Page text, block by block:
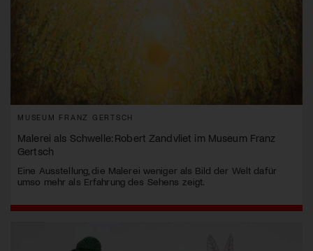
MUSEUM FRANZ GERTSCH
Malerei als Schwelle: Robert Zandvliet im Museum Franz
Gertsch
Eine Ausstellung, die Malerei weniger als Bild der Welt dafür
umso mehr als Erfahrung des Sehens zeigt.